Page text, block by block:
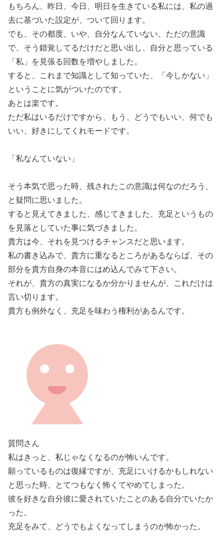
もちろん、昨日、今日、明日を生きている私には、私の過
去に基づいた設定が、ついて回ります。
でも、その都度、いや、 自分なんていない、ただの意識
で、そう錯覚してるだけだと思い出し、自分と思っている
「私」を見張る回数を増やしました。
すると、これまで知識として知っていた、「今しかない」
ということに気がついたのです。
あとは楽です。
ただ私はいるだけですから、もう、どうでもいい、何でも
いい、好きにしてくれモードです。
「私なんていない」
そう本気で思った時、残されたこの意識は何なのだろう、
と疑問に思いました。
すると見えてきました、感じてきました、充足というもの
を見落としていた事に気づきました。
貴方は今、それを見つけるチャンスだと思います。
私の書き込みで、貴方に重なるところがあるならば、その
部分を貴方自身の本音にはめ込んでみて下さい。
それが、貴方の真実になるか分かりませんが、これだけは
言い切ります。
貴方も例外なく、充足を味わう権利があるんです。
質問さん
私はきっと、私じゃなくなるのが怖いんです。
願っているものは復縁ですが、充足にいけるかもしれない
と思った時、とてつもなく怖くてやめてしまった。
彼を好きな自分彼に愛されていたことのある自分でいたか
った。
充足をみて、どうでもよくなってしまうのが怖かった。